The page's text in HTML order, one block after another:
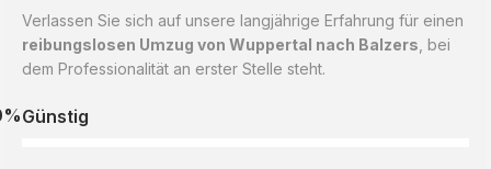
Verlassen Sie sich auf unsere langjährige Erfahrung für einen
reibungslosen Umzug von Wuppertal nach Balzers , bei
dem Professionalität an erster Stelle steht.
Günstig